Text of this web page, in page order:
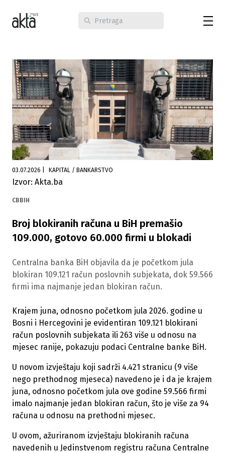
03.07.2026 KAPITAL / BANKARSTVO
Izvor: Akta.ba
CBBIH
Broj blokiranih računa u BiH premašio
109.000, gotovo 60.000 firmi u blokadi
Centralna banka BiH objavila da je početkom jula
blokiran 109.121 račun poslovnih subjekata, dok 59.566
firmi ima najmanje jedan blokiran račun.
Krajem juna, odnosno početkom jula 2026. godine u
Bosni i Hercegovini je evidentiran 109.121 blokirani
račun poslovnih subjekata ili 263 više u odnosu na
mjesec ranije, pokazuju podaci Centralne banke BiH.
U novom izvještaju koji sadrži 4.421 stranicu (9 više
nego prethodnog mjeseca) navedeno je i da je krajem
juna, odnosno početkom jula ove godine 59.566 firmi
imalo najmanje jedan blokiran račun, što je više za 94
računa u odnosu na prethodni mjesec.
U ovom, ažuriranom izvještaju blokiranih računa
navedenih u Jedinstvenom registru računa Centralne